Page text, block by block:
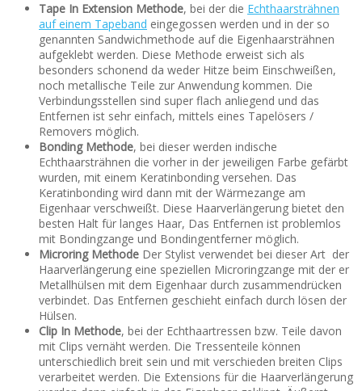
Tape In Extension Methode, bei der die Echthaarsträhnen
auf einem Tapeband eingegossen werden und in der so
genannten Sandwichmethode auf die Eigenhaarsträhnen
aufgeklebt werden. Diese Methode erweist sich als
besonders schonend da weder Hitze beim Einschweißen,
noch metallische Teile zur Anwendung kommen. Die
Verbindungsstellen sind super flach anliegend und das
Entfernen ist sehr einfach, mittels eines Tapelösers /
Removers möglich.
Bonding Methode, bei dieser werden indische
Echthaarsträhnen die vorher in der jeweiligen Farbe gefärbt
wurden, mit einem Keratinbonding versehen. Das
Keratinbonding wird dann mit der Wärmezange am
Eigenhaar verschweißt. Diese Haarverlängerung bietet den
besten Halt für langes Haar, Das Entfernen ist problemlos
mit Bondingzange und Bondingentferner möglich.
Microring Methode Der Stylist verwendet bei dieser Art der
Haarverlängerung eine speziellen Microringzange mit der er
Metallhülsen mit dem Eigenhaar durch zusammendrücken
verbindet. Das Entfernen geschieht einfach durch lösen der
Hülsen.
Clip In Methode, bei der Echthaartressen bzw. Teile davon
mit Clips vernäht werden. Die Tressenteile können
unterschiedlich breit sein und mit verschieden breiten Clips
verarbeitet werden. Die Extensions für die Haarverlängerung